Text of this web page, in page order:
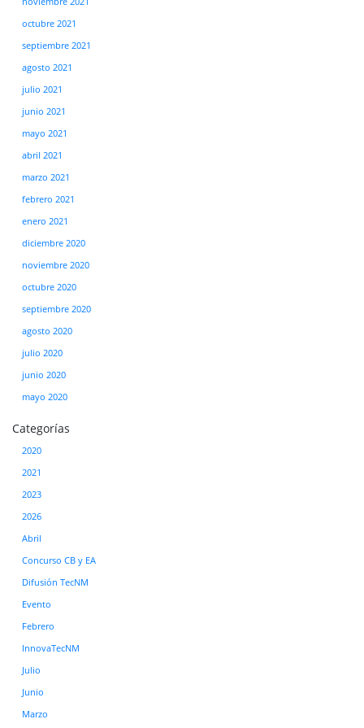
octubre 2021
septiembre 2021
agosto 2021
julio 2021
junio 2021
mayo 2021
abril 2021
marzo 2021
febrero 2021
enero 2021
diciembre 2020
noviembre 2020
octubre 2020
septiembre 2020
agosto 2020
julio 2020
junio 2020
mayo 2020
Categorías
2020
2021
2023
2026
Abril
Concurso CB y EA
Difusión TecNM
Evento
Febrero
InnovaTecNM
Julio
Junio
Marzo